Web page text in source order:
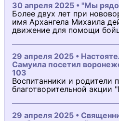
30 апреля 2025 • "Мы
Более двух лет при
имя Архангела Михаила
движение для помощи
29 апреля 2025 •
Самуила посетил
103
Воспитанники и родители
благотворительной акции
29 апреля 2025 •